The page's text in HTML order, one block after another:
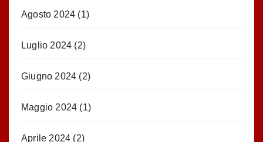
Agosto 2024 (1)
Luglio 2024 (2)
Giugno 2024 (2)
Maggio 2024 (1)
Aprile 2024 (2)